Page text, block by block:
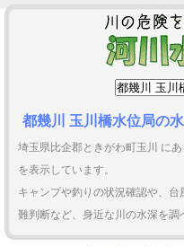
都幾川 玉川橋水位局の
埼玉県比企郡ときがわ町玉川 に
を表示しています。
キャンプや釣りの状況確認や、
難判断など、身近な川の水深を調